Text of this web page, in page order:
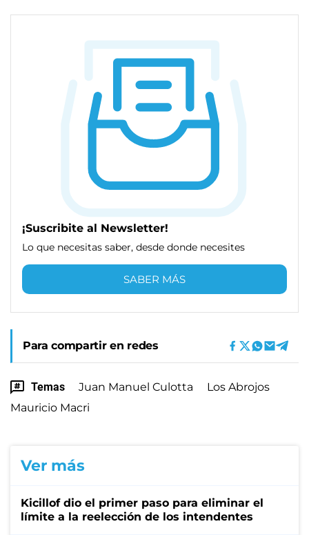
¡Suscribite al Newsletter!
Lo que necesitas saber, desde donde necesites
SABER MÁS
Para compartir en redes
Temas Juan Manuel Culotta
Los Abrojos
Mauricio Macri
Ver más
Kicillof dio el primer paso para eliminar el
límite a la reelección de los intendentes